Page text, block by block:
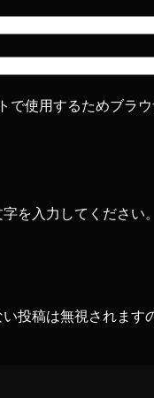
で使用するためブラ
を入力してください。
投稿は無視されます